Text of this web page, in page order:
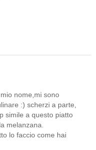
nome,mi sono
:) scherzi a parte,
simile a questo piatto
melanzana.
lo faccio come hai